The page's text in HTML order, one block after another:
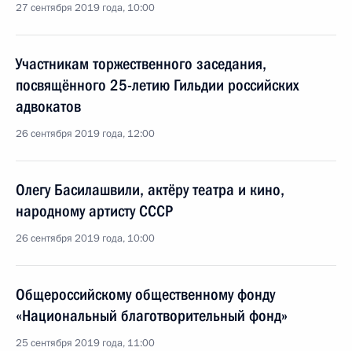
27 сентября 2019 года, 10:00
Участникам торжественного заседания,
посвящённого 25-летию Гильдии российских
адвокатов
26 сентября 2019 года, 12:00
Олегу Басилашвили, актёру театра и кино,
народному артисту СССР
26 сентября 2019 года, 10:00
Общероссийскому общественному фонду
«Национальный благотворительный фонд»
25 сентября 2019 года, 11:00